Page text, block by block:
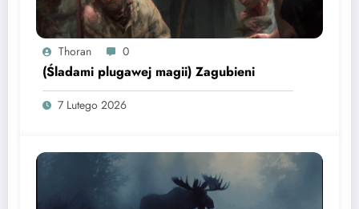
Thoran 0
(Śladami plugawej magii) Zagubieni
7 Lutego 2026